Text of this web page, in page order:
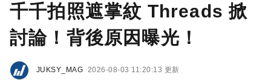
千千拍照遮掌紋 Threads 掀
討論！背後原因曝光！
JUKSY_MAG 2026-08-03 11:20:13 更新